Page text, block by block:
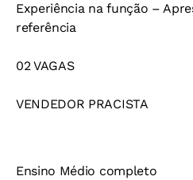
Experiência na função –
referência
02 VAGAS
VENDEDOR PRACISTA
Ensino Médio completo